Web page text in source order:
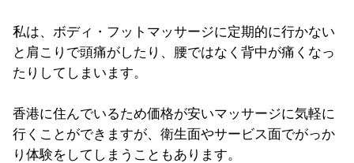
私は、ボディ・フットマッサージに定期的に行かない
と肩こりで頭痛がしたり、腰ではなく背中が痛くなっ
たりしてしまいます。
香港に住んでいるため価格が安いマッサージに気軽に
行くことができますが、衛生面やサービス面でがっか
り体験をしてしまうこともあります。